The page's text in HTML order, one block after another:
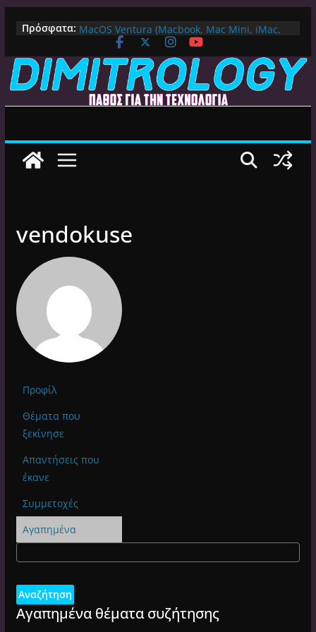
περιεχόμενο
Πρόσφατα: MacOS Ventura (Macbook, Mac Mini, iMac,
IPVanish Προσφορά: 83% Έκπτωση στο
Premium VPN – Δες γιατί αξίζει
Alive GR Kodi: Γιατί Δεν Λειτουργεί Πλέον το
Ελληνικό Add-on
και Ασύρματη Μεταφορά
Ο Καλύτερος Launcher για Android TV /
Google TV: Γρήγορος, Χωρίς Διαφημίσεις και
vendokuse
Προφίλ
Θέματα που
ξεκίνησε
Απαντήσεις που
έκανε
Συμμετοχές
Αγαπημένα
Αγαπημένα θέματα συζήτησης